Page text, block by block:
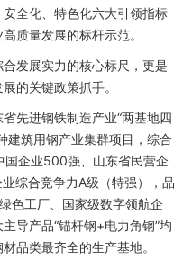
全化、特色化六大引领指标
质量发展的标杆示范。
发展实力的核心标尺，更是
的关键政策抓手。
先进钢铁制造产业“两基地四
建筑用钢产业集群项目，综合
国企业500强、山东省民营企
综合竞争力A级（特强），品
色工厂、国家级数字领航企
导产品“锚杆钢+电力角钢”均
品类最齐全的生产基地。